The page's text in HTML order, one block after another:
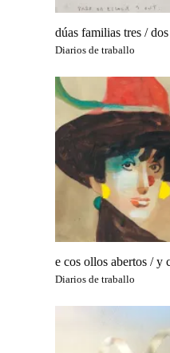
dúas familias tres /
Diarios de traballo
e cos ollos abertos / y
Diarios de traballo